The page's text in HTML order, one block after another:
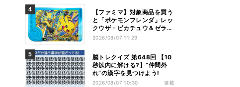
【ファミマ】対象商品を買う
と「ポケモンフレンダ」レッ
クウザ・ピカチュウ＆ゼラオ
ラのスペシャルフレンダピッ
2026/08/07 11:29
脳トレクイズ 第648回 【10
秒以内に解ける?】“仲間外
れ”の漢字を見つけよう!
2026/08/07 10:30 連載